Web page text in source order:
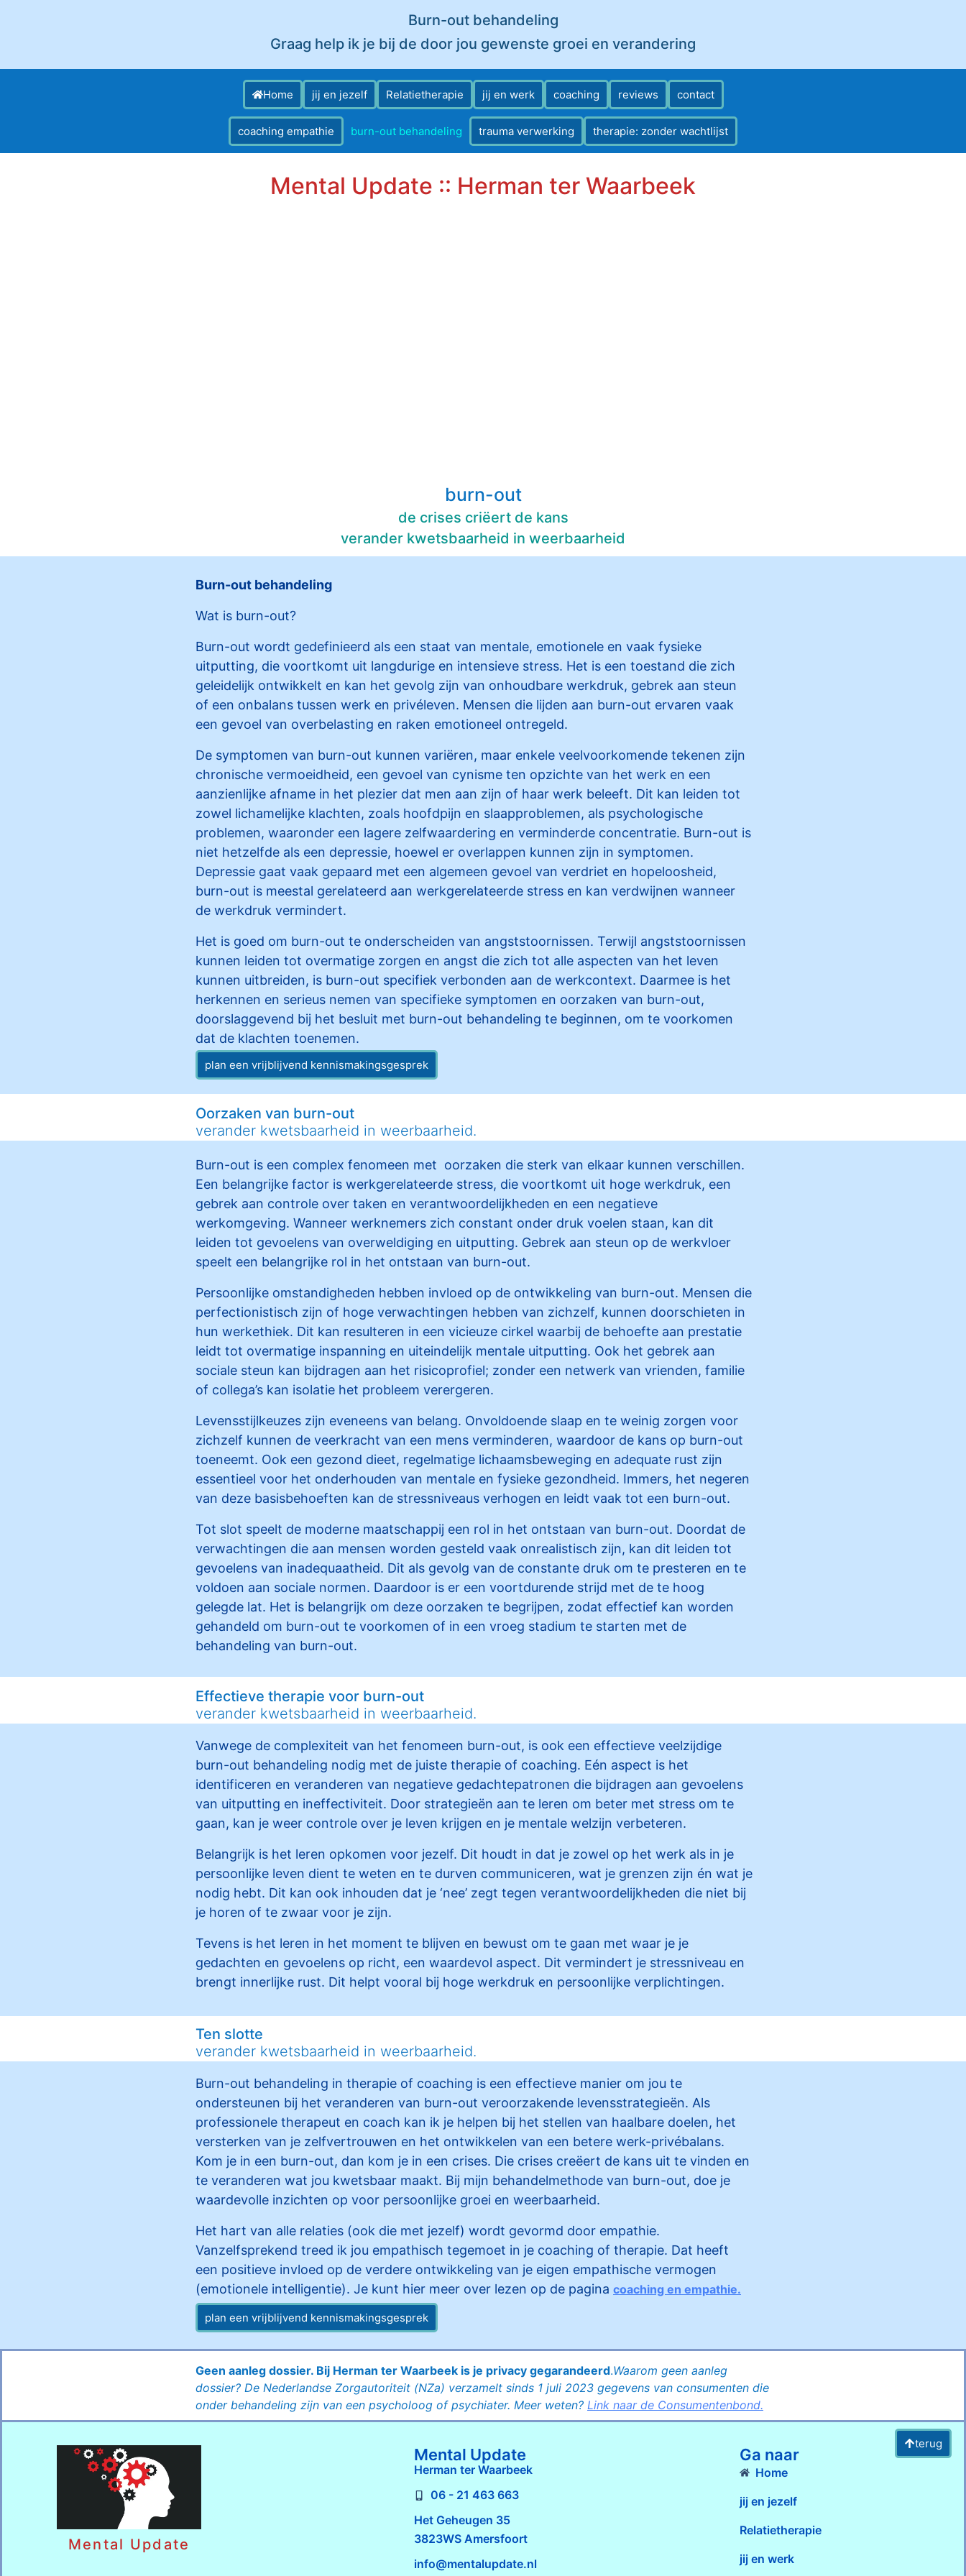
Burn-out behandeling
Graag help ik je bij de door jou gewenste groei en verandering
Home jij en jezelf Relatietherapie jij en werk coaching reviews contact
coaching empathie burn-out behandeling trauma verwerking therapie: zonder wachtlijst
Mental Update :: Herman ter Waarbeek
burn-out
de crises criëert de kans
verander kwetsbaarheid in weerbaarheid
Burn-out behandeling
Wat is burn-out?
Burn-out wordt gedefinieerd als een staat van mentale, emotionele en vaak fysieke
uitputting, die voortkomt uit langdurige en intensieve stress. Het is een toestand die zich
geleidelijk ontwikkelt en kan het gevolg zijn van onhoudbare werkdruk, gebrek aan steun
of een onbalans tussen werk en privéleven. Mensen die lijden aan burn-out ervaren vaak
een gevoel van overbelasting en raken emotioneel ontregeld.
De symptomen van burn-out kunnen variëren, maar enkele veelvoorkomende tekenen zijn
chronische vermoeidheid, een gevoel van cynisme ten opzichte van het werk en een
aanzienlijke afname in het plezier dat men aan zijn of haar werk beleeft. Dit kan leiden tot
zowel lichamelijke klachten, zoals hoofdpijn en slaapproblemen, als psychologische
problemen, waaronder een lagere zelfwaardering en verminderde concentratie. Burn-out is
niet hetzelfde als een depressie, hoewel er overlappen kunnen zijn in symptomen.
Depressie gaat vaak gepaard met een algemeen gevoel van verdriet en hopeloosheid,
burn-out is meestal gerelateerd aan werkgerelateerde stress en kan verdwijnen wanneer
de werkdruk vermindert.
Het is goed om burn-out te onderscheiden van angststoornissen. Terwijl angststoornissen
kunnen leiden tot overmatige zorgen en angst die zich tot alle aspecten van het leven
kunnen uitbreiden, is burn-out specifiek verbonden aan de werkcontext. Daarmee is het
herkennen en serieus nemen van specifieke symptomen en oorzaken van burn-out,
doorslaggevend bij het besluit met burn-out behandeling te beginnen, om te voorkomen
dat de klachten toenemen.
plan een vrijblijvend kennismakingsgesprek
Oorzaken van burn-out
verander kwetsbaarheid in weerbaarheid.
Burn-out is een complex fenomeen met oorzaken die sterk van elkaar kunnen verschillen.
Een belangrijke factor is werkgerelateerde stress, die voortkomt uit hoge werkdruk, een
gebrek aan controle over taken en verantwoordelijkheden en een negatieve
werkomgeving. Wanneer werknemers zich constant onder druk voelen staan, kan dit
leiden tot gevoelens van overweldiging en uitputting. Gebrek aan steun op de werkvloer
speelt een belangrijke rol in het ontstaan van burn-out.
Persoonlijke omstandigheden hebben invloed op de ontwikkeling van burn-out. Mensen die
perfectionistisch zijn of hoge verwachtingen hebben van zichzelf, kunnen doorschieten in
hun werkethiek. Dit kan resulteren in een vicieuze cirkel waarbij de behoefte aan prestatie
leidt tot overmatige inspanning en uiteindelijk mentale uitputting. Ook het gebrek aan
sociale steun kan bijdragen aan het risicoprofiel; zonder een netwerk van vrienden, familie
of collega’s kan isolatie het probleem verergeren.
Levensstijlkeuzes zijn eveneens van belang. Onvoldoende slaap en te weinig zorgen voor
zichzelf kunnen de veerkracht van een mens verminderen, waardoor de kans op burn-out
toeneemt. Ook een gezond dieet, regelmatige lichaamsbeweging en adequate rust zijn
essentieel voor het onderhouden van mentale en fysieke gezondheid. Immers, het negeren
van deze basisbehoeften kan de stressniveaus verhogen en leidt vaak tot een burn-out.
Tot slot speelt de moderne maatschappij een rol in het ontstaan van burn-out. Doordat de
verwachtingen die aan mensen worden gesteld vaak onrealistisch zijn, kan dit leiden tot
gevoelens van inadequaatheid. Dit als gevolg van de constante druk om te presteren en te
voldoen aan sociale normen. Daardoor is er een voortdurende strijd met de te hoog
gelegde lat. Het is belangrijk om deze oorzaken te begrijpen, zodat effectief kan worden
gehandeld om burn-out te voorkomen of in een vroeg stadium te starten met de
behandeling van burn-out.
Effectieve therapie voor burn-out
verander kwetsbaarheid in weerbaarheid.
Vanwege de complexiteit van het fenomeen burn-out, is ook een effectieve veelzijdige
burn-out behandeling nodig met de juiste therapie of coaching. Eén aspect is het
identificeren en veranderen van negatieve gedachtepatronen die bijdragen aan gevoelens
van uitputting en ineffectiviteit. Door strategieën aan te leren om beter met stress om te
gaan, kan je weer controle over je leven krijgen en je mentale welzijn verbeteren.
Belangrijk is het leren opkomen voor jezelf. Dit houdt in dat je zowel op het werk als in je
persoonlijke leven dient te weten en te durven communiceren, wat je grenzen zijn én wat je
nodig hebt. Dit kan ook inhouden dat je ‘nee’ zegt tegen verantwoordelijkheden die niet bij
je horen of te zwaar voor je zijn.
Tevens is het leren in het moment te blijven en bewust om te gaan met waar je je
gedachten en gevoelens op richt, een waardevol aspect. Dit vermindert je stressniveau en
brengt innerlijke rust. Dit helpt vooral bij hoge werkdruk en persoonlijke verplichtingen.
Ten slotte
verander kwetsbaarheid in weerbaarheid.
Burn-out behandeling in therapie of coaching is een effectieve manier om jou te
ondersteunen bij het veranderen van burn-out veroorzakende levensstrategieën. Als
professionele therapeut en coach kan ik je helpen bij het stellen van haalbare doelen, het
versterken van je zelfvertrouwen en het ontwikkelen van een betere werk-privébalans.
Kom je in een burn-out, dan kom je in een crises. Die crises creëert de kans uit te vinden en
te veranderen wat jou kwetsbaar maakt. Bij mijn behandelmethode van burn-out, doe je
waardevolle inzichten op voor persoonlijke groei en weerbaarheid.
Het hart van alle relaties (ook die met jezelf) wordt gevormd door empathie.
Vanzelfsprekend treed ik jou empathisch tegemoet in je coaching of therapie. Dat heeft
een positieve invloed op de verdere ontwikkeling van je eigen empathische vermogen
(emotionele intelligentie). Je kunt hier meer over lezen op de pagina coaching en empathie.
plan een vrijblijvend kennismakingsgesprek
Geen aanleg dossier. Bij Herman ter Waarbeek is je privacy gegarandeerd.Waarom geen aanleg
dossier? De Nederlandse Zorgautoriteit (NZa) verzamelt sinds 1 juli 2023 gegevens van consumenten die
onder behandeling zijn van een psycholoog of psychiater. Meer weten? Link naar de Consumentenbond.
Mental Update
Mental Update
Herman ter Waarbeek
06 - 21 463 663
Het Geheugen 35
3823WS Amersfoort
info@mentalupdate.nl
Ga naar
Home
jij en jezelf
Relatietherapie
jij en werk
terug